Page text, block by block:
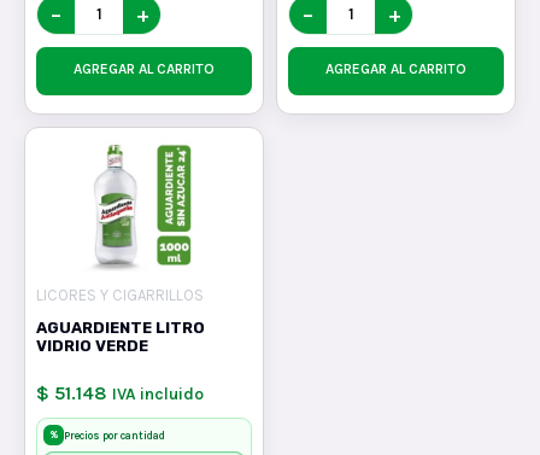
− +
AGREGAR AL CARRITO
− +
AGREGAR AL CARRITO
LICORES Y CIGARRILLOS
AGUARDIENTE LITRO
VIDRIO VERDE
$ 51.148 IVA incluido
% Precios por cantidad